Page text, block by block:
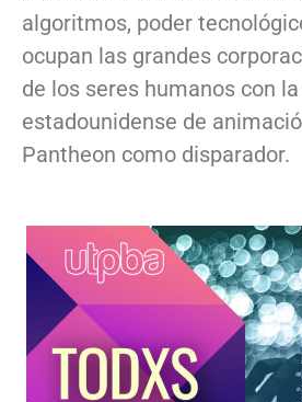
algoritmos, poder
ocupan las grandes
de los seres humanos con
estadounidense de
Pantheon como disparador.